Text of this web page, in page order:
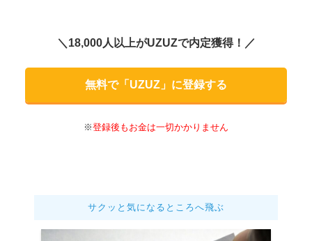
＼18,000人以上がUZUZで内定獲得！／
無料で「UZUZ」に登録する
※登録後もお金は一切かかりません
サクッと気になるところへ飛ぶ